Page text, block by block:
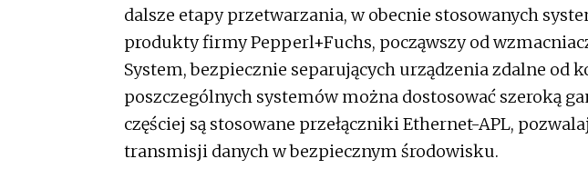
dalsze etapy przetwarzania, w obecnie stosowanych
produkty firmy Pepperl+Fuchs, począwszy od
System, bezpiecznie separujących urządzenia zdalne od
poszczególnych systemów można dostosować szeroką
częściej są stosowane przełączniki Ethernet-APL,
transmisji danych w bezpiecznym środowisku.